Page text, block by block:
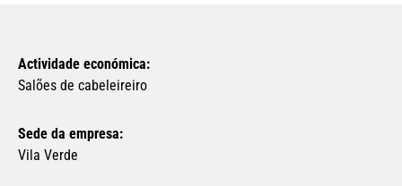
Actividade económica:
Salões de cabeleireiro
Sede da empresa:
Vila Verde